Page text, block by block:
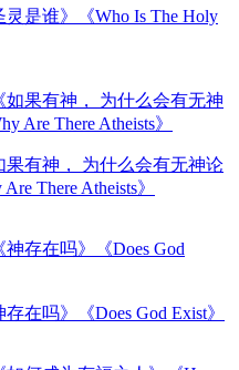
是谁》《Who Is The Holy
有神， 为什么会有无神论
There Atheists》
在吗》《Does God Exist》